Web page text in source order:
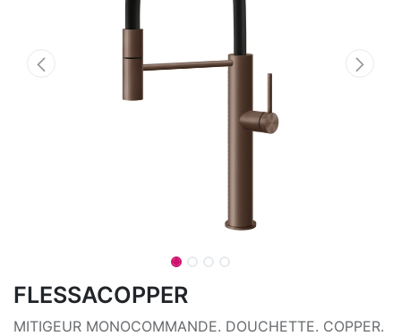
FLESSACOPPER
MITIGEUR MONOCOMMANDE. DOUCHETTE. COPPER.